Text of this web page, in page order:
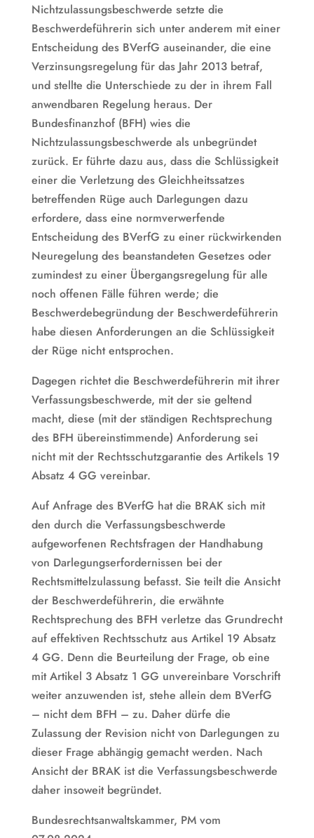
Nichtzulassungsbeschwerde setzte die
Beschwerdeführerin sich unter anderem mit einer
Entscheidung des BVerfG auseinander, die eine
Verzinsungsregelung für das Jahr 2013 betraf,
und stellte die Unterschiede zu der in ihrem Fall
anwendbaren Regelung heraus. Der
Bundesfinanzhof (BFH) wies die
Nichtzulassungsbeschwerde als unbegründet
zurück. Er führte dazu aus, dass die Schlüssigkeit
einer die Verletzung des Gleichheitssatzes
betreffenden Rüge auch Darlegungen dazu
erfordere, dass eine normverwerfende
Entscheidung des BVerfG zu einer rückwirkenden
Neuregelung des beanstandeten Gesetzes oder
zumindest zu einer Übergangsregelung für alle
noch offenen Fälle führen werde; die
Beschwerdebegründung der Beschwerdeführerin
habe diesen Anforderungen an die Schlüssigkeit
der Rüge nicht entsprochen.
Dagegen richtet die Beschwerdeführerin mit ihrer
Verfassungsbeschwerde, mit der sie geltend
macht, diese (mit der ständigen Rechtsprechung
des BFH übereinstimmende) Anforderung sei
nicht mit der Rechtsschutzgarantie des Artikels 19
Absatz 4 GG vereinbar.
Auf Anfrage des BVerfG hat die BRAK sich mit
den durch die Verfassungsbeschwerde
aufgeworfenen Rechtsfragen der Handhabung
von Darlegungserfordernissen bei der
Rechtsmittelzulassung befasst. Sie teilt die Ansicht
der Beschwerdeführerin, die erwähnte
Rechtsprechung des BFH verletze das Grundrecht
auf effektiven Rechtsschutz aus Artikel 19 Absatz
4 GG. Denn die Beurteilung der Frage, ob eine
mit Artikel 3 Absatz 1 GG unvereinbare Vorschrift
weiter anzuwenden ist, stehe allein dem BVerfG
– nicht dem BFH – zu. Daher dürfe die
Zulassung der Revision nicht von Darlegungen zu
dieser Frage abhängig gemacht werden. Nach
Ansicht der BRAK ist die Verfassungsbeschwerde
daher insoweit begründet.
Bundesrechtsanwaltskammer, PM vom